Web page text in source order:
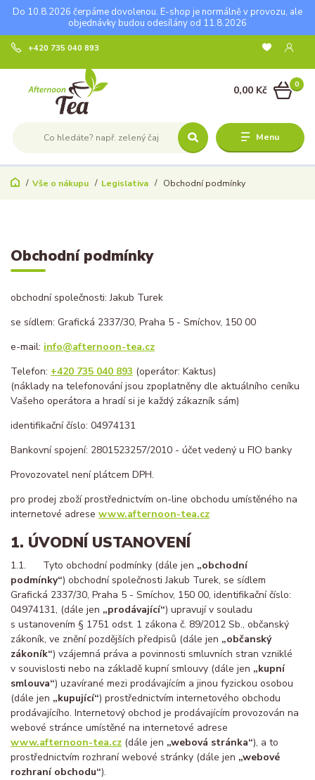
Do 10.8.2026 čerpáme dovolenou. E-shop je normálně v provozu, ale
objednávky budou odesílány od 11.8.2026
Menu
+420 735 040 893
0
0,00 Kč
Vše o nákupu Legislativa Obchodní podmínky
Obchodní podmínky
obchodní společnosti: Jakub Turek
se sídlem: Grafická 2337/30, Praha 5 - Smíchov, 150 00
e-mail: info@afternoon-tea.cz
Telefon: +420 735 040 893 (operátor: Kaktus)
(náklady na telefonování jsou zpoplatněny dle aktuálního ceníku
Vašeho operátora a hradí si je každý zákazník sám)
identifikační číslo: 04974131
Bankovní spojení: 2801523257/2010 - účet vedený u FIO banky
Provozovatel není plátcem DPH.
pro prodej zboží prostřednictvím on-line obchodu umístěného na
internetové adrese www.afternoon-tea.cz
1. ÚVODNÍ USTANOVENÍ
1.1. Tyto obchodní podmínky (dále jen „obchodní
podmínky“) obchodní společnosti Jakub Turek, se sídlem
Grafická 2337/30, Praha 5 - Smíchov, 150 00, identifikační číslo:
04974131, (dále jen „prodávající“) upravují v souladu
s ustanovením § 1751 odst. 1 zákona č. 89/2012 Sb., občanský
zákoník, ve znění pozdějších předpisů (dále jen „občanský
zákoník“) vzájemná práva a povinnosti smluvních stran vzniklé
v souvislosti nebo na základě kupní smlouvy (dále jen „kupní
smlouva“) uzavírané mezi prodávajícím a jinou fyzickou osobou
(dále jen „kupující“) prostřednictvím internetového obchodu
prodávajícího. Internetový obchod je prodávajícím provozován na
webové stránce umístěné na internetové adrese
www.afternoon-tea.cz (dále jen „webová stránka“), a to
prostřednictvím rozhraní webové stránky (dále jen „webové
rozhraní obchodu“).